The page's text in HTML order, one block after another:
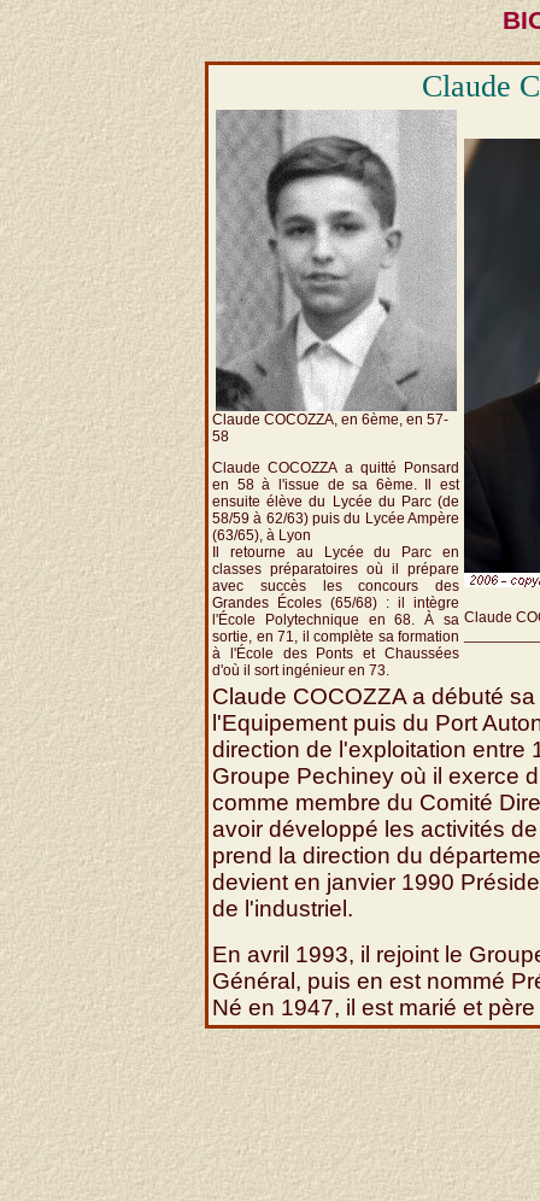
Claude
Claude COCOZZA, en 6ème, en 57-
58
Claude COCOZZA a quitté Ponsard
en 58 à l'issue de sa 6ème. Il est
ensuite élève du Lycée du Parc (de
58/59 à 62/63) puis du Lycée Ampère
(63/65), à Lyon
Il retourne au Lycée du Parc en
classes préparatoires où il prépare
avec succès les concours des
Grandes Écoles (65/68) : il intègre
l'École Polytechnique en 68. À sa
sortie, en 71, il complète sa formation
à l'École des Ponts et Chaussées
d'où il sort ingénieur en 73.
Claude
Claude COCOZZA a débuté
l'Equipement puis du Port
direction de l'exploitation entre
Groupe Pechiney où il exerce
comme membre du Comité
avoir développé les activités
prend la direction du
devient en janvier 1990
de l'industriel.
En avril 1993, il rejoint le
Général, puis en est nommé
Né en 1947, il est marié et